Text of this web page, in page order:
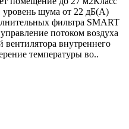
уровень шума от 22 дБ(А)
фильтра SMART
потоком воздуха
вентилятора внутреннего
температуры во..